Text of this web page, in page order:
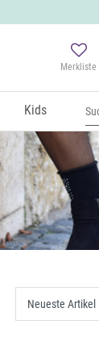
Merkliste
Kids